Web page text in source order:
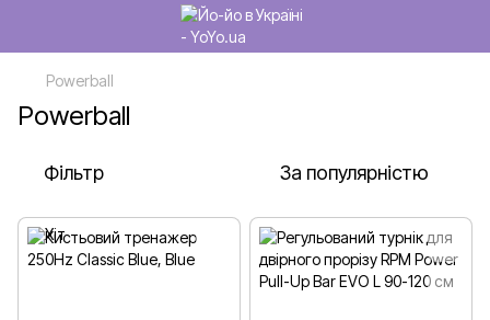
Powerball
Powerball
Фільтр За популярністю